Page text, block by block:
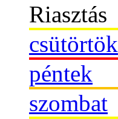
Riasztás
csütörtök
péntek
szombat